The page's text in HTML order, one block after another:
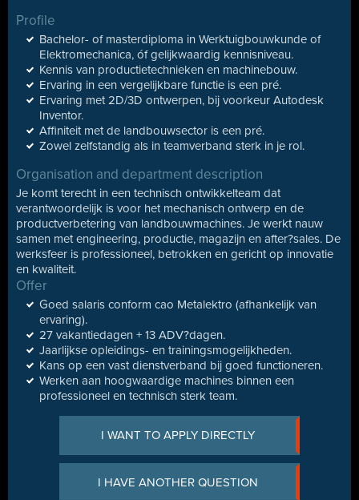
Profile
Bachelor- of masterdiploma in Werktuigbouwkunde of
Elektromechanica, óf gelijkwaardig kennisniveau.
Kennis van productietechnieken en machinebouw.
Ervaring in een vergelijkbare functie is een pré.
Ervaring met 2D/3D ontwerpen, bij voorkeur Autodesk
Inventor.
Affiniteit met de landbouwsector is een pré.
Zowel zelfstandig als in teamverband sterk in je rol.
Organisation and department description
Je komt terecht in een technisch ontwikkelteam dat
verantwoordelijk is voor het mechanisch ontwerp en de
productverbetering van landbouwmachines. Je werkt nauw
samen met engineering, productie, magazijn en after?sales. De
werksfeer is professioneel, betrokken en gericht op innovatie
en kwaliteit.
Offer
Goed salaris conform cao Metalektro (afhankelijk van
ervaring).
27 vakantiedagen + 13 ADV?dagen.
Jaarlijkse opleidings- en trainingsmogelijkheden.
Kans op een vast dienstverband bij goed functioneren.
Werken aan hoogwaardige machines binnen een
professioneel en technisch sterk team.
I WANT TO APPLY DIRECTLY
I HAVE ANOTHER QUESTION